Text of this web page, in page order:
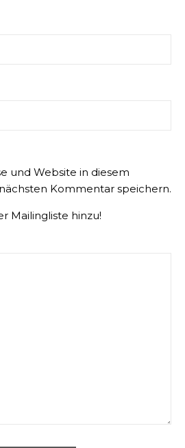
und Website in diesem
Kommentar speichern.
Mailingliste hinzu!